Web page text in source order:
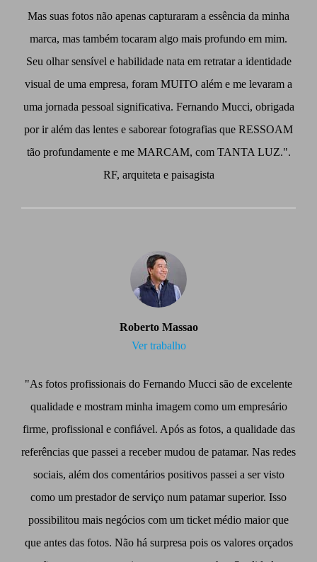
Mas suas fotos não apenas capturaram a essência da minha
marca, mas também tocaram algo mais profundo em mim.
Seu olhar sensível e habilidade nata em retratar a identidade
visual de uma empresa, foram MUITO além e me levaram a
uma jornada pessoal significativa. Fernando Mucci, obrigada
por ir além das lentes e saborear fotografias que RESSOAM
tão profundamente e me MARCAM, com TANTA LUZ.".
RF, arquiteta e paisagista
"As fotos profissionais do Fernando Mucci são de excelente
qualidade e mostram minha imagem como um empresário
firme, profissional e confiável. Após as fotos, a qualidade das
referências que passei a receber mudou de patamar. Nas redes
sociais, além dos comentários positivos passei a ser visto
como um prestador de serviço num patamar superior. Isso
possibilitou mais negócios com um ticket médio maior que
que antes das fotos. Não há surpresa pois os valores orçados
Roberto Massao
Ver trabalho